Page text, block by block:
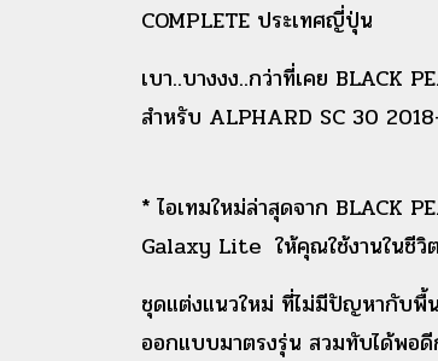
COMPLETE ประเทศญี่ปุ่น
เบา..บางงง..กว่าที่เคย BLACK
สำหรับ ALPHARD SC 30
* ไอเทมใหม่ล่าสุดจาก BLACK
Galaxy Lite ให้คุณใช้งานในชีวิต
ชุดแต่งแนวใหม่ ที่ไม่มีปัญหากับพื้
ออกแบบมาตรงรุ่น สวมทับได้พอ